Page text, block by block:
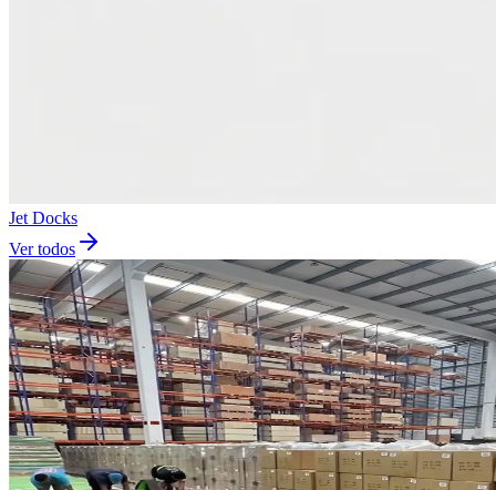
Jet Docks
Ver todos